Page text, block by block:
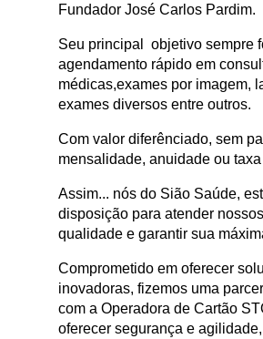
Fundador José Carlos Pardim.
Seu principal objetivo sempre
agendamento rápido em
médicas,exames por imagem,
exames diversos entre outros.
Com valor diferênciado, sem
mensalidade, anuidade ou
Assim... nós do Sião Saúde,
disposição para atender
qualidade e garantir sua
Comprometido em oferecer
inovadoras, fizemos uma
com a Operadora de Cartão
oferecer segurança e agilidade,